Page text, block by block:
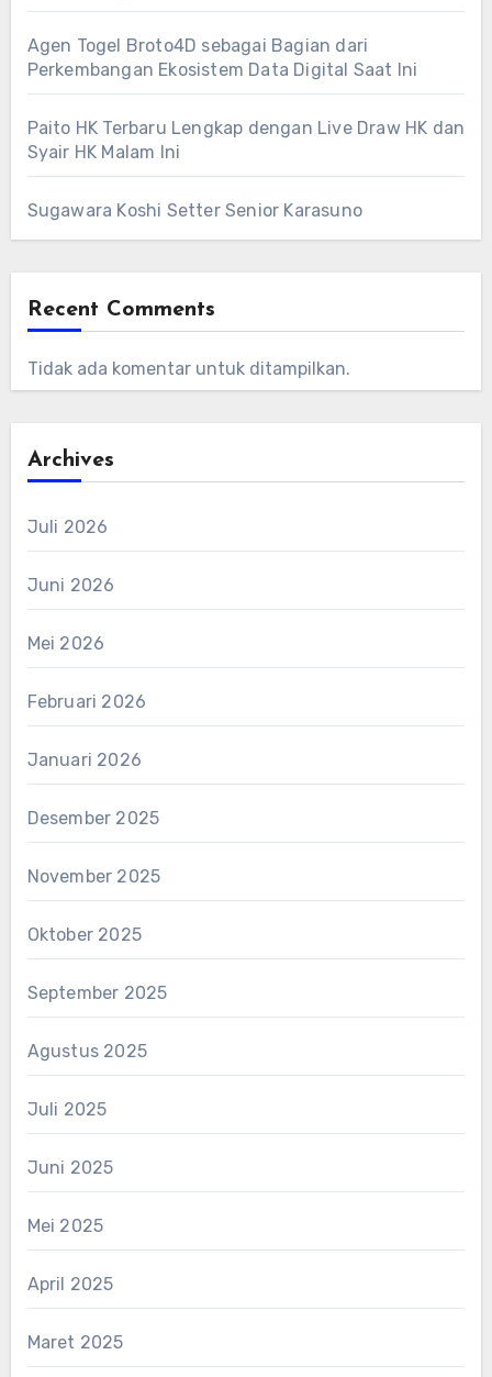
Agen Togel Broto4D sebagai Bagian dari
Perkembangan Ekosistem Data Digital Saat Ini
Paito HK Terbaru Lengkap dengan Live Draw HK dan
Syair HK Malam Ini
Sugawara Koshi Setter Senior Karasuno
Recent Comments
Tidak ada komentar untuk ditampilkan.
Archives
Juli 2026
Juni 2026
Mei 2026
Februari 2026
Januari 2026
Desember 2025
November 2025
Oktober 2025
September 2025
Agustus 2025
Juli 2025
Juni 2025
Mei 2025
April 2025
Maret 2025